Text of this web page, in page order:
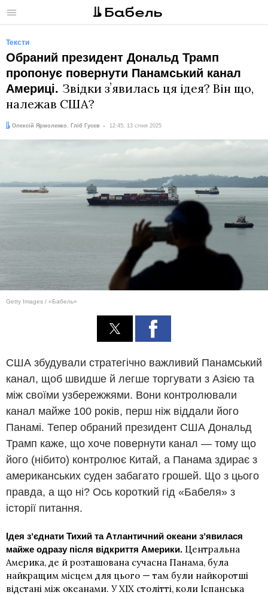
Меню
Тексти
Обраний президент Дональд Трамп
пропонує повернути Панамський канал
Америці. Звідки зʼявилась ця ідея? Він що,
належав США?
Автори:
Олексій Ярмоленко , Гліб Гусєв
Дата: 12:45, 13 січня 2025
Getty Images / «Бабель»
США збудували стратегічно важливий Панамський
канал, щоб швидше й легше торгувати з Азією та
між своїми узбережжями. Вони контролювали
канал майже 100 років, перш ніж віддали його
Панамі. Тепер обраний президент США Дональд
Трамп каже, що хоче повернути канал — тому що
його (нібито) контролює Китай, а Панама здирає з
американських суден забагато грошей. Що з цього
правда, а що ні? Ось короткий гід «Бабеля» з
історії питання.
Ідея зʼєднати Тихий та Атлантичний океани зʼявилася
майже одразу після відкриття Америки. Центральна
Америка, де й розташована сучасна Панама, була
найкращим місцем для цього — там були найкоротші
відстані між океанами. У ХІХ столітті, коли Іспанська